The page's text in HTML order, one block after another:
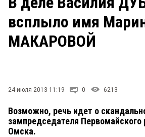
ЗАКОН
НОВОСТИ КОМПАНИЙ
всплыло имя
МАКАРОВОЙ
24 июля 2013 11:19 0 6213
Возможно, речь идет о
зампредседателя Первомайского
Омска.